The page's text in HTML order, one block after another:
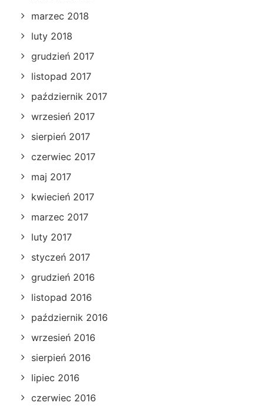
marzec 2018
luty 2018
grudzień 2017
listopad 2017
październik 2017
wrzesień 2017
sierpień 2017
czerwiec 2017
maj 2017
kwiecień 2017
marzec 2017
luty 2017
styczeń 2017
grudzień 2016
listopad 2016
październik 2016
wrzesień 2016
sierpień 2016
lipiec 2016
czerwiec 2016